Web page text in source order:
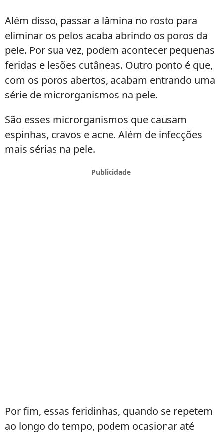
Além disso, passar a lâmina no rosto para
eliminar os pelos acaba abrindo os poros da
pele. Por sua vez, podem acontecer pequenas
feridas e lesões cutâneas. Outro ponto é que,
com os poros abertos, acabam entrando uma
série de microrganismos na pele.
São esses microrganismos que causam
espinhas, cravos e acne. Além de infecções
mais sérias na pele.
Por fim, essas feridinhas, quando se repetem
ao longo do tempo, podem ocasionar até